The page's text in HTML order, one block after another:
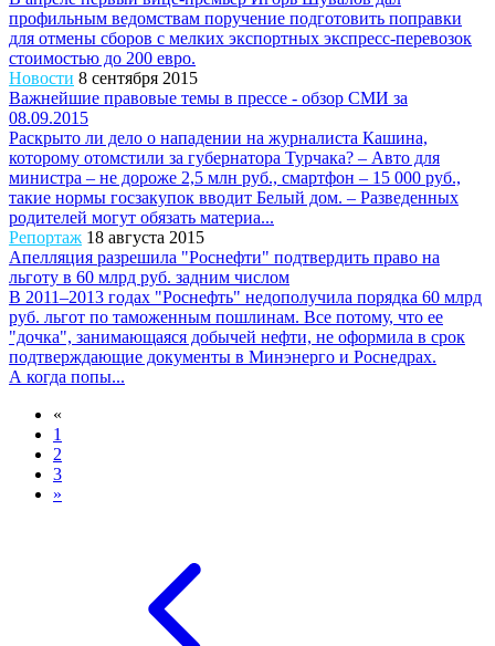
профильным ведомствам поручение подготовить поправки
для отмены сборов с мелких экспортных экспресс-перевозок
стоимостью до 200 евро.
Новости 8 сентября 2015
Важнейшие правовые темы в прессе - обзор СМИ за
08.09.2015
Раскрыто ли дело о нападении на журналиста Кашина,
которому отомстили за губернатора Турчака? – Авто для
министра – не дороже 2,5 млн руб., смартфон – 15 000 руб.,
такие нормы госзакупок вводит Белый дом. – Разведенных
родителей могут обязать материа...
Репортаж 18 августа 2015
Апелляция разрешила "Роснефти" подтвердить право на
льготу в 60 млрд руб. задним числом
В 2011–2013 годах "Роснефть" недополучила порядка 60 млрд
руб. льгот по таможенным пошлинам. Все потому, что ее
"дочка", занимающаяся добычей нефти, не оформила в срок
подтверждающие документы в Минэнерго и Роснедрах.
А когда попы...
«
1
2
3
»